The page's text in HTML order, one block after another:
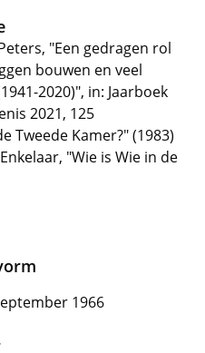
"Een gedragen rol
bouwen en veel
2020)", in: Jaarboek
2021, 125
Tweede Kamer?" (1983)
"Wie is Wie in de
1966